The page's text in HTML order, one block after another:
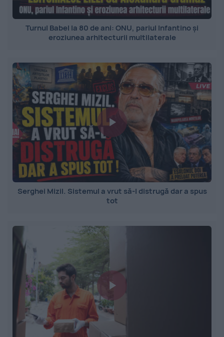
Turnul Babel la 80 de ani: ONU, pariul Infantino și
eroziunea arhitecturii multilaterale
Serghei Mizil. Sistemul a vrut să-l distrugă dar a spus
tot